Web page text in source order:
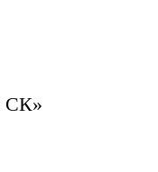
СК»